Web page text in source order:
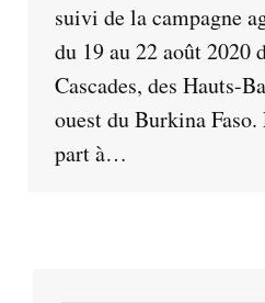
suivi de la campagne
du 19 au 22 août 2020
Cascades, des Hauts-
ouest du Burkina
part à…